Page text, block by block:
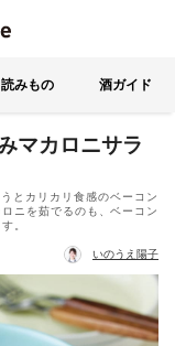
タイル 家飲みを楽
読みもの 酒ガイド
マカロニサラ
とカリカリ食感のベーコン
ニを茹でるのも、ベーコン
。
いのうえ陽子